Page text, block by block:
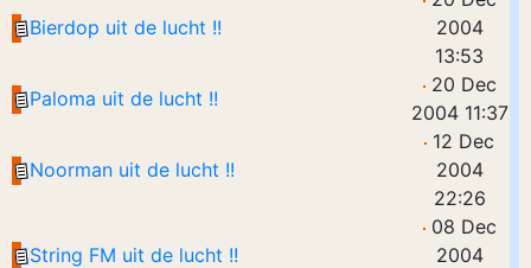
Bierdop uit de lucht !!
2004
13:53
Paloma uit de lucht !!
20 Dec
2004 11:37
Noorman uit de lucht !!
12 Dec
2004
22:26
String FM uit de lucht !!
08 Dec
2004